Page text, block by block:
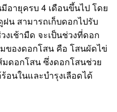
อายุครบ 4 เดือนขึ้นไป โดย
น สามารถเก็บดอกไปรับ
งเช้ามืด จะเป็นช่วงที่ดอก
ของดอกโสน คือ โสนผัดไข่
ดอกโสน ซึ่งดอกโสนช่วย
อนในและบำรุงเลือดได้